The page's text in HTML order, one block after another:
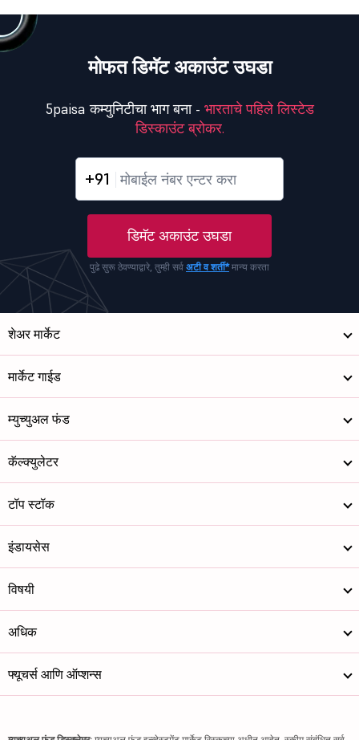
मोफत डिमॅट अकाउंट उघडा
5paisa कम्युनिटीचा भाग बना - भारताचे पहिले लिस्टेड
डिस्काउंट ब्रोकर.
+91
डिमॅट अकाउंट उघडा
पुढे सुरू ठेवण्याद्वारे, तुम्ही सर्व अटी व शर्ती*मान्य करता
शेअर मार्केट
मार्केट गाईड
म्युच्युअल फंड
कॅल्क्युलेटर
टॉप स्टॉक
इंडायसेस
विषयी
अधिक
फ्यूचर्स आणि ऑप्शन्स